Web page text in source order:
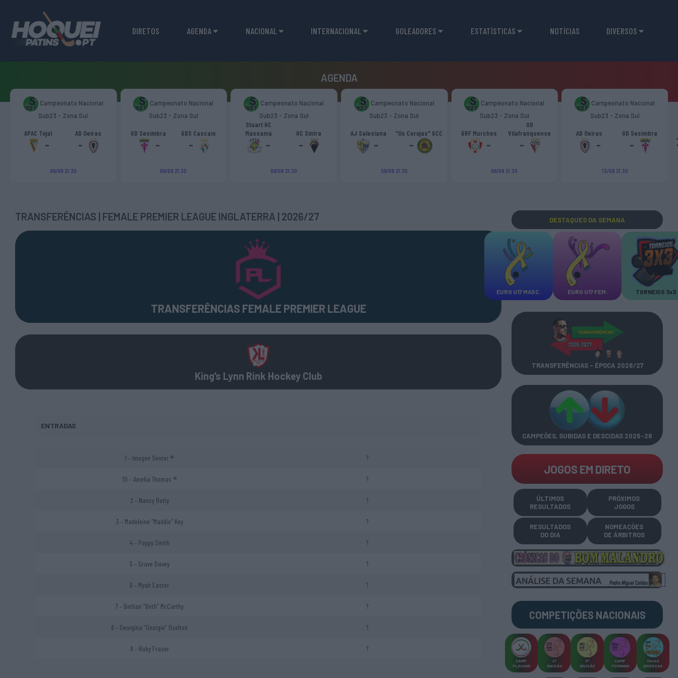
DIRETOS AGENDA NACIONAL INTERNACIONAL GOLEADORES ESTATÍSTICAS NOTÍCIAS DIVERSOS
AGENDA
Campeonato Nacional
Sub23 - Zona Sul
APAC Tojal
-
AD Oeiras
-
06/08 21:30
Campeonato Nacional
Sub23 - Zona Sul
GD Sesimbra
-
GDS Cascais
-
06/08 21:30
Campeonato Nacional
Sub23 - Zona Sul
Stuart HC
Massamá
-
HC Sintra
-
06/08 21:30
Campeonato Nacional
Sub23 - Zona Sul
AJ Salesiana
-
"Os Corujas" GCC
-
06/08 21:30
Campeonato Nacional
Sub23 - Zona Sul
GRF Murches
-
UD
Vilafranquense
-
06/08 21:30
Campeonato Nacional
Sub23 - Zona Sul
AD Oeiras
-
GD Sesimbra
-
13/08 21:30
TRANSFERÊNCIAS | FEMALE PREMIER LEAGUE INGLATERRA | 2026/27
TRANSFERÊNCIAS FEMALE PREMIER LEAGUE
King’s Lynn Rink Hockey Club
ENTRADAS
1 – Imogen Senter ® ?
10 – Amelia Thomas ® ?
2 – Nancy Rutty ?
3 – Madeleine “Maddie” Key ?
4 – Poppy Smith ?
5 – Grave Davey ?
6 – Myah Easter ?
7 – Bethan “Beth” McCarthy ?
8 – Georgina “Georgie” Oselton ?
9 – Ruby Fraser ?
DESTAQUES DA SEMANA
EURO U17 MASC. EURO U17 FEM. TORNEIOS 3x3
TRANSFERÊNCIAS - ÉPOCA 2026/27
CAMPEÕES, SUBIDAS E DESCIDAS 2025-26
JOGOS EM DIRETO
ÚLTIMOS
RESULTADOS
PRÓXIMOS
JOGOS
RESULTADOS
DO DIA
NOMEAÇÕES
DE ÁRBITROS
COMPETIÇÕES NACIONAIS
CAMP.
PLACARD
2ª
DIVISÃO
3ª
DIVISÃO
CAMP.
FEMININO
TAÇAS
DIVERSAS